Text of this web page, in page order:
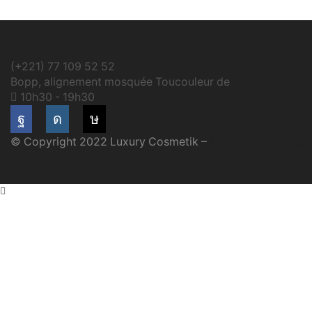
(+221) 77 109 52 52
Bopp, alignement mosquée Toucouleur de
10h30 - 19h30
FacebookInstagram
Tik-
© Copyright 2022 Luxury Cosmetik –